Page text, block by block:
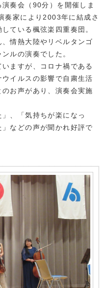
奏会（90分）を開催しま
奏家により2003年に結成さ
ている楓弦楽四重奏団。
情熱大陸やリベルタンゴ
ルの演奏でした。
ますが、コロナ禍である
イルスの影響で自粛生活
お声があり、演奏会実施
、「気持ちが楽になっ
などの声が聞かれ好評で